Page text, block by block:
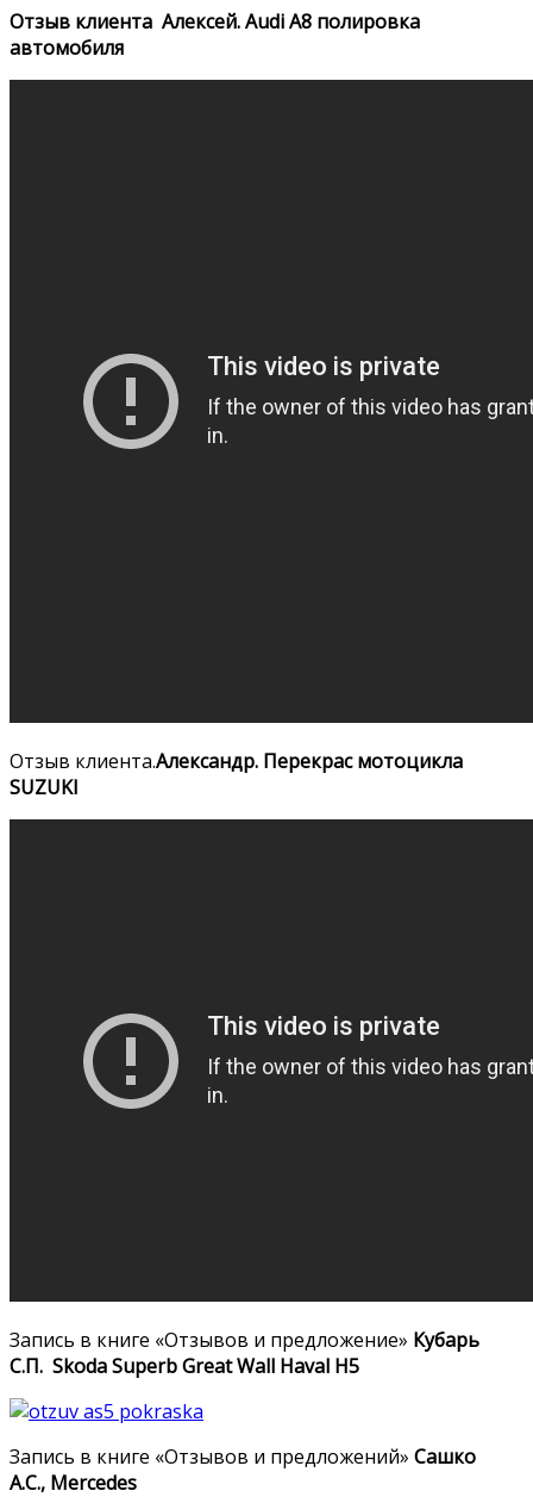
Отзыв клиента Алексей. Audi A8 полировка
автомобиля
Отзыв клиента.Александр. Перекрас мотоцикла
SUZUKI
Запись в книге «Отзывов и предложение» Кубарь
С.П. Skoda Superb Great Wall Haval H5
Запись в книге «Отзывов и предложений» Сашко
А.С., Mercedes